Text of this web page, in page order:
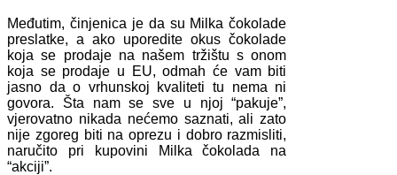
Međutim, činjenica je da su Milka čokolade
preslatke, a ako uporedite okus čokolade
koja se prodaje na našem tržištu s onom
koja se prodaje u EU, odmah će vam biti
jasno da o vrhunskoj kvaliteti tu nema ni
govora. Šta nam se sve u njoj “pakuje”,
vjerovatno nikada nećemo saznati, ali zato
nije zgoreg biti na oprezu i dobro razmisliti,
naručito pri kupovini Milka čokolada na
“akciji”.